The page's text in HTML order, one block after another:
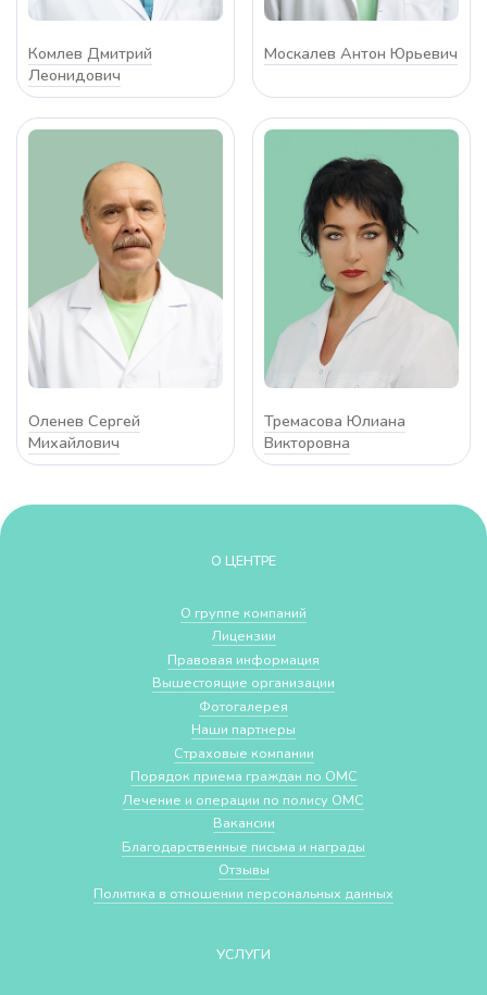
Комлев Дмитрий
Леонидович
Москалев Антон Юрьевич
Оленев Сергей
Михайлович
Тремасова Юлиана
Викторовна
О ЦЕНТРЕ
О группе компаний
Лицензии
Правовая информация
Вышестоящие организации
Фотогалерея
Наши партнеры
Страховые компании
Порядок приема граждан по ОМС
Лечение и операции по полису ОМС
Вакансии
Благодарственные письма и награды
Отзывы
Политика в отношении персональных данных
УСЛУГИ